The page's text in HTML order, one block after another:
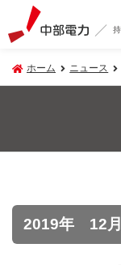
ホーム ニュース
2019年 12月